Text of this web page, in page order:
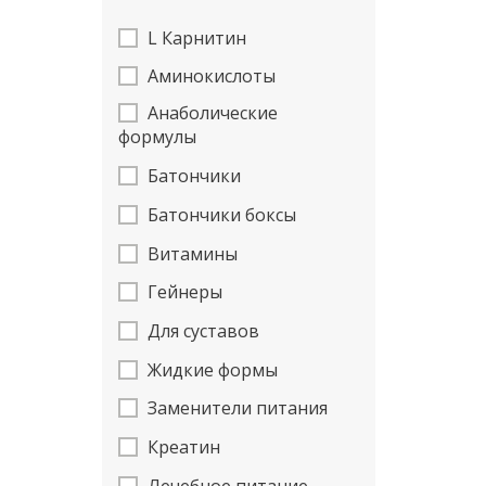
L Карнитин
Аминокислоты
Анаболические
формулы
Батончики
Батончики боксы
Витамины
Гейнеры
Для суставов
Жидкие формы
Заменители питания
Креатин